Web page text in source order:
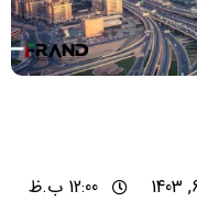
12:00 ب.ظ